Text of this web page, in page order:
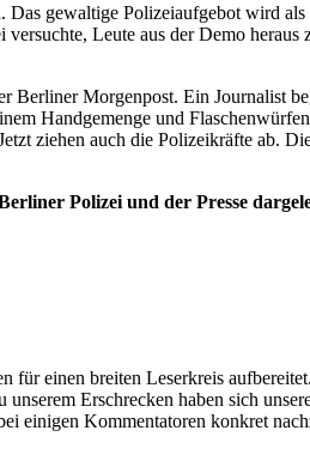
Das gewaltige Polizeiaufgebot wird
Leute aus der Demo heraus
Berliner Morgenpost. Ein Journalist
Handgemenge und
ziehen auch die Polizeikräfte ab.
Polizei und der Presse
für einen breiten Leserkreis aufbereitet.
Erschrecken haben sich
einigen Kommentatoren konkret